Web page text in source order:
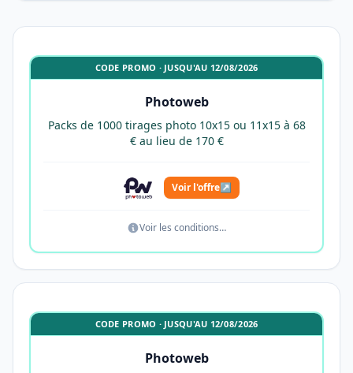
CODE PROMO · JUSQU'AU 12/08/2026
Photoweb
Packs de 1000 tirages photo 10x15 ou 11x15 à 68
€ au lieu de 170 €
Voir l'offre↗
Voir les conditions…
CODE PROMO · JUSQU'AU 12/08/2026
Photoweb